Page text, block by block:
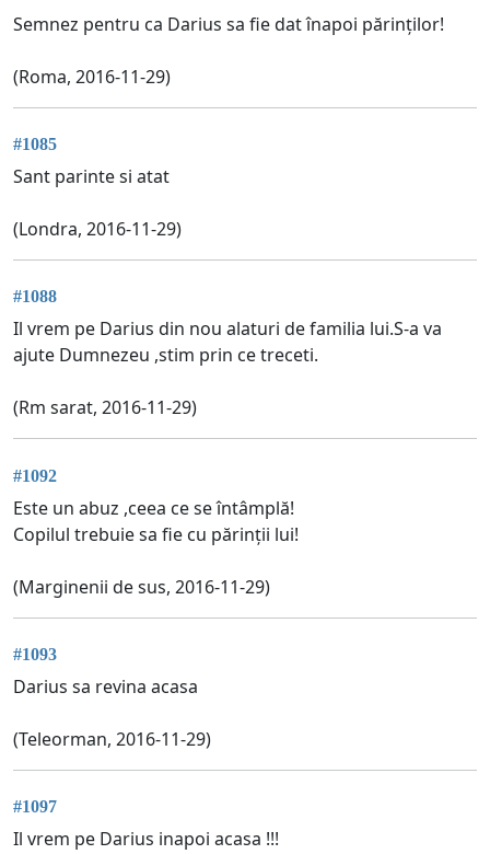
Semnez pentru ca Darius sa fie dat înapoi părinților!
(Roma, 2016-11-29)
#1085
Sant parinte si atat
(Londra, 2016-11-29)
#1088
Il vrem pe Darius din nou alaturi de familia lui.S-a va
ajute Dumnezeu ,stim prin ce treceti.
(Rm sarat, 2016-11-29)
#1092
Este un abuz ,ceea ce se întâmplă!
Copilul trebuie sa fie cu părinții lui!
(Marginenii de sus, 2016-11-29)
#1093
Darius sa revina acasa
(Teleorman, 2016-11-29)
#1097
Il vrem pe Darius inapoi acasa !!!